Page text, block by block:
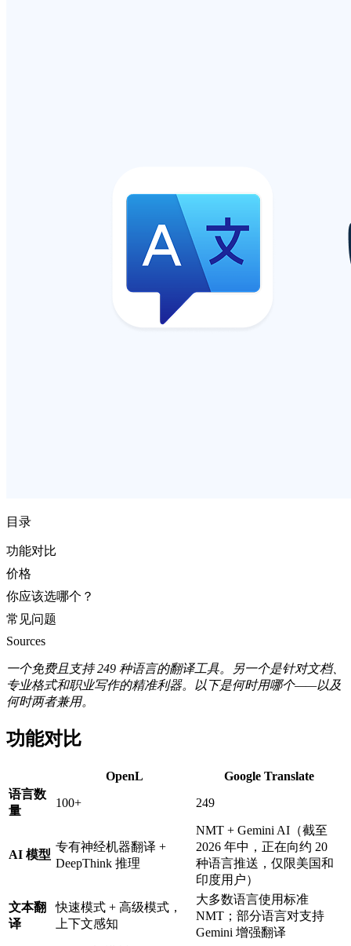
目录
功能对比
价格
你应该选哪个？
常见问题
Sources
一个免费且支持 249 种语言的翻译工具。另一个是针对文档、
专业格式和职业写作的精准利器。以下是何时用哪个——以及
何时两者兼用。
功能对比
OpenL
Google Translate
语言数
量
100+ 249
AI 模型
专有神经机器翻译 +
DeepThink 推理
NMT + Gemini AI（截至
2026 年中，正在向约 20
种语言推送，仅限美国和
印度用户）
文本翻
译
快速模式 + 高级模式，
上下文感知
大多数语言使用标准
NMT；部分语言对支持
Gemini 增强翻译